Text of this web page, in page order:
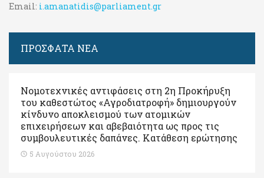
Email: i.amanatidis@parliament.gr
ΠΡΟΣΦΑΤΑ ΝΕΑ
Νομοτεχνικές αντιφάσεις στη 2η Προκήρυξη
του καθεστώτος «Αγροδιατροφή» δημιουργούν
κίνδυνο αποκλεισμού των ατομικών
επιχειρήσεων και αβεβαιότητα ως προς τις
συμβουλευτικές δαπάνες. Κατάθεση ερώτησης
5 Αυγούστου 2026